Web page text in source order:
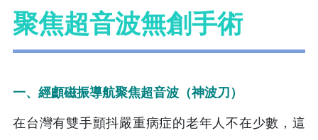
聚焦超音波無創手術
一、經顱磁振導航聚焦超音波（神波刀）
在台灣有雙手顫抖嚴重病症的老年人不在少數，這